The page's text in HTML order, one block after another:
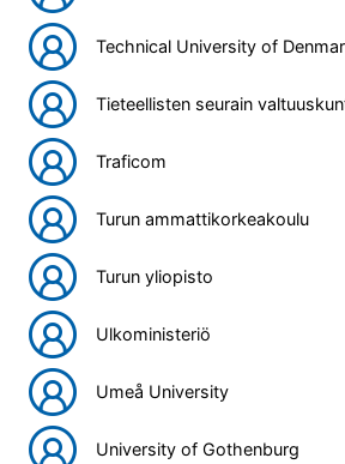
Technical University of
Tieteellisten seurain
Traficom
Turun ammattikorkeakoulu
Turun yliopisto
Ulkoministeriö
Umeå University
University of Gothenburg